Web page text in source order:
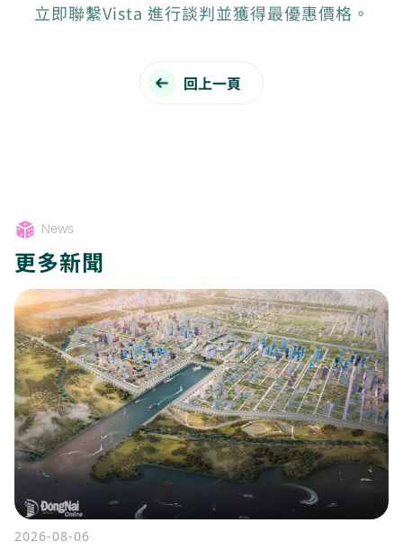
立即聯繫Vista 進行談判並獲得最優惠價格。
回上一頁
News
更多新聞
2026-08-06